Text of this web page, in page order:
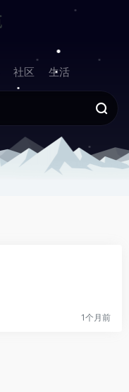
社区 生活
1个月前